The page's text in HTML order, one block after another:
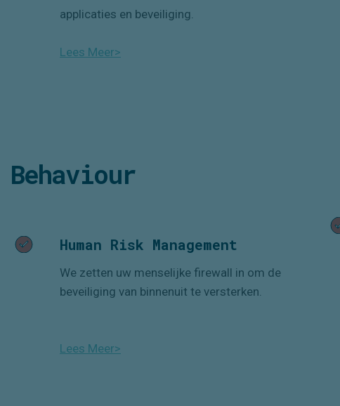
applicaties en beveiliging.
Lees Meer>
Behaviour
Human Risk Management
We zetten uw menselijke firewall in om de
beveiliging van binnenuit te versterken.
Lees Meer>